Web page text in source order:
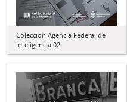
Colección Agencia Federal de
Inteligencia 02